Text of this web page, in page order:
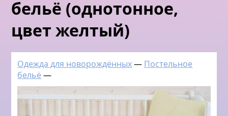
бельё (однотонное,
цвет желтый)
Одежда для новорождённых— Постельное
бельё—